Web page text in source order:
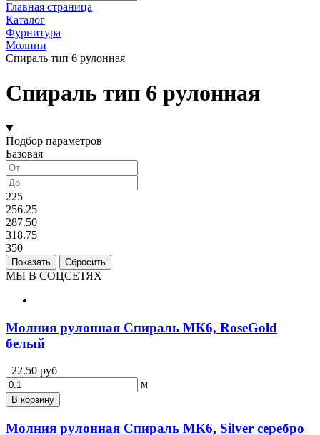
Главная страница
Каталог
Фурнитура
Молнии
Спираль тип 6 рулонная
Спираль тип 6 рулонная
Подбор параметров
Базовая
225
256.25
287.50
318.75
350
МЫ В СОЦСЕТЯХ
Молния рулонная Спираль MК6, RoseGold
белый
22.50 руб
м
В корзину
Молния рулонная Спираль MК6, Silver серебро